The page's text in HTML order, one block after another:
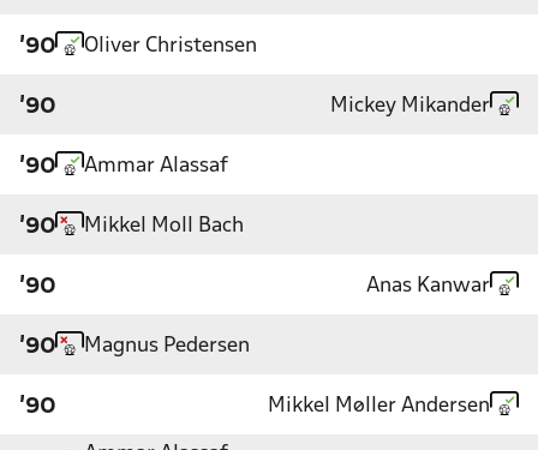
'90 Oliver Christensen
'90 Mickey Mikander
'90 Ammar Alassaf
'90 Mikkel Moll Bach
'90 Anas Kanwar
'90 Magnus Pedersen
'90 Mikkel Møller Andersen